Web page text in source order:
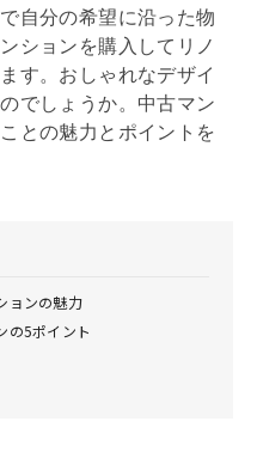
自分の希望に沿った物
ションを購入して リノ
す。おしゃれなデザイ
でしょうか。中古マン
との魅力とポイントを
ョンの魅力
の5ポイント